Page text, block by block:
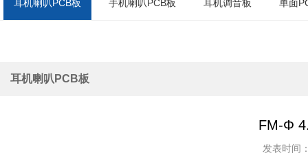
耳机喇叭PCB板 手机喇叭PCB板 耳机调音板 单面
耳机喇叭PCB板
FM-Φ
发表时间